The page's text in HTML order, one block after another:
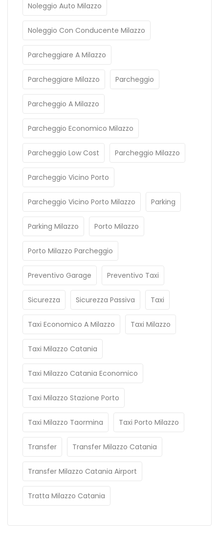
Noleggio Auto Milazzo
Noleggio Con Conducente Milazzo
Parcheggiare A Milazzo
Parcheggiare Milazzo Parcheggio
Parcheggio A Milazzo
Parcheggio Economico Milazzo
Parcheggio Low Cost Parcheggio Milazzo
Parcheggio Vicino Porto
Parcheggio Vicino Porto Milazzo Parking
Parking Milazzo Porto Milazzo
Porto Milazzo Parcheggio
Preventivo Garage Preventivo Taxi
Sicurezza Sicurezza Passiva Taxi
Taxi Economico A Milazzo Taxi Milazzo
Taxi Milazzo Catania
Taxi Milazzo Catania Economico
Taxi Milazzo Stazione Porto
Taxi Milazzo Taormina Taxi Porto Milazzo
Transfer Transfer Milazzo Catania
Transfer Milazzo Catania Airport
Tratta Milazzo Catania